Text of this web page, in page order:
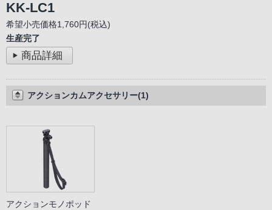
KK-LC1
希望小売価格1,760円(税込)
生産完了
商品詳細
アクションカムアクセサリー(1)
アクションモノポッド